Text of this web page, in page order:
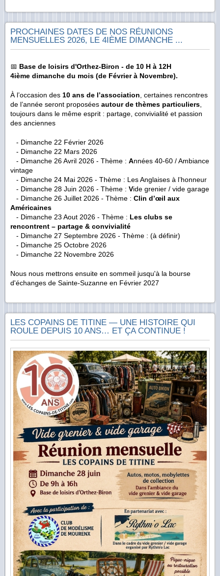
PROCHAINES DATES DE NOS RÉUNIONS
MENSUELLES 2026, LE 4IÈME DIMANCHE ...
📅 Base de loisirs d'Orthez-Biron - de 10 H à 12H
4ième dimanche du mois (de Février à Novembre).
À l’occasion des 10 ans de l’association , certaines rencontres
de l’année seront proposées autour de thèmes particuliers
toujours dans le même esprit : partage, convivialité et passion
des anciennes
- Dimanche 22 Février 2026
- Dimanche 22 Mars 2026
- Dimanche 26 Avril 2026 - Thème : Années 40-60 / Ambiance
vintage
- Dimanche 24 Mai 2026 - Thème : Les Anglaises à l’honneur
- Dimanche 28 Juin 2026 - Thème : Vide grenier / vide garage
- Dimanche 26 Juillet 2026 - Thème : Clin d’œil aux
Américaines
- Dimanche 23 Aout 2026 - Thème : Les clubs se
rencontrent – partage & convivialité
- Dimanche 27 Septembre 2026 - Thème : (à définir)
- Dimanche 25 Octobre 2026
- Dimanche 22 Novembre 2026
Nous nous mettrons ensuite en sommeil jusqu'à la bourse
d'échanges de Sainte-Suzanne en Février 2027
LES COPAINS DE TITINE — UNE HISTOIRE QUI
ROULE DEPUIS 10 ANS… ET ÇA CONTINUE !